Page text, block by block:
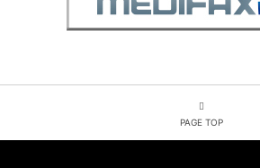
PAGE TOP